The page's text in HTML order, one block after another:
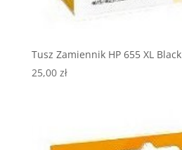
Tusz Zamiennik HP 655 XL Black
25,00 zł